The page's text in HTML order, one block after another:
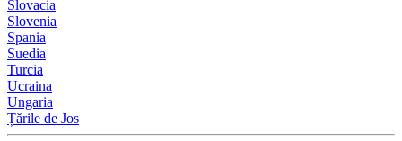
Slovacia
Slovenia
Spania
Suedia
Turcia
Ucraina
Ungaria
Țările de Jos